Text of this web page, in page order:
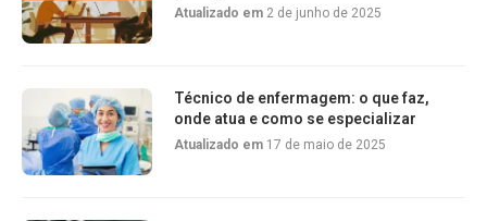
Atualizado em 2 de junho de 2025
Técnico de enfermagem: o que faz,
onde atua e como se especializar
Atualizado em 17 de maio de 2025